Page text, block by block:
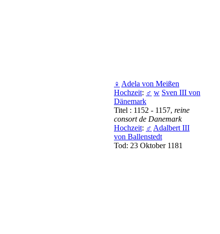
♀ Adela von Meißen
Hochzeit: ♂ w Sven III von
Dänemark
Titel : 1152 - 1157, reine
consort de Danemark
Hochzeit: ♂ Adalbert III
von Ballenstedt
Tod: 23 Oktober 1181